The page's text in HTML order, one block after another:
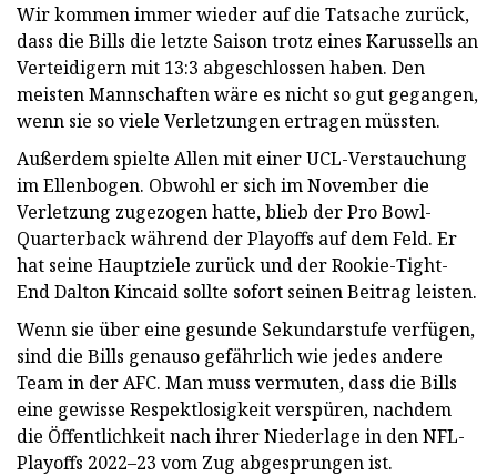
Wir kommen immer wieder auf die Tatsache zurück,
dass die Bills die letzte Saison trotz eines Karussells an
Verteidigern mit 13:3 abgeschlossen haben. Den
meisten Mannschaften wäre es nicht so gut gegangen,
wenn sie so viele Verletzungen ertragen müssten.
Außerdem spielte Allen mit einer UCL-Verstauchung
im Ellenbogen. Obwohl er sich im November die
Verletzung zugezogen hatte, blieb der Pro Bowl-
Quarterback während der Playoffs auf dem Feld. Er
hat seine Hauptziele zurück und der Rookie-Tight-
End Dalton Kincaid sollte sofort seinen Beitrag leisten.
Wenn sie über eine gesunde Sekundarstufe verfügen,
sind die Bills genauso gefährlich wie jedes andere
Team in der AFC. Man muss vermuten, dass die Bills
eine gewisse Respektlosigkeit verspüren, nachdem
die Öffentlichkeit nach ihrer Niederlage in den NFL-
Playoffs 2022–23 vom Zug abgesprungen ist.